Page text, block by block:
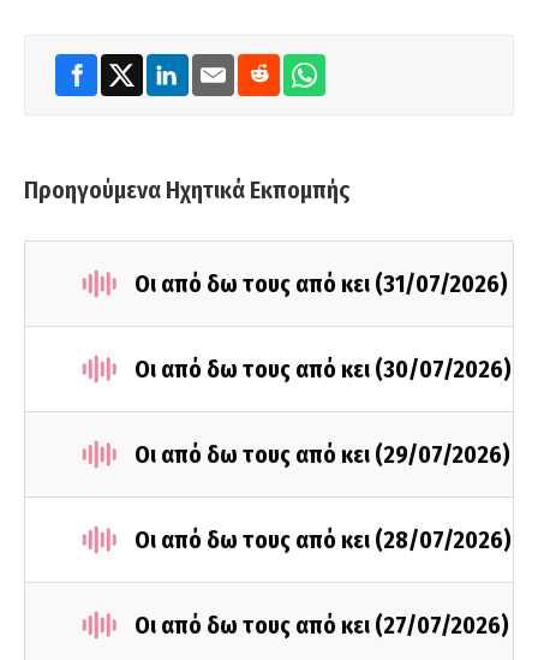
Προηγούμενα Ηχητικά Εκπομπής
Οι από δω τους από κει (31/07/2026)
Οι από δω τους από κει (30/07/2026)
Οι από δω τους από κει (29/07/2026)
Οι από δω τους από κει (28/07/2026)
Οι από δω τους από κει (27/07/2026)